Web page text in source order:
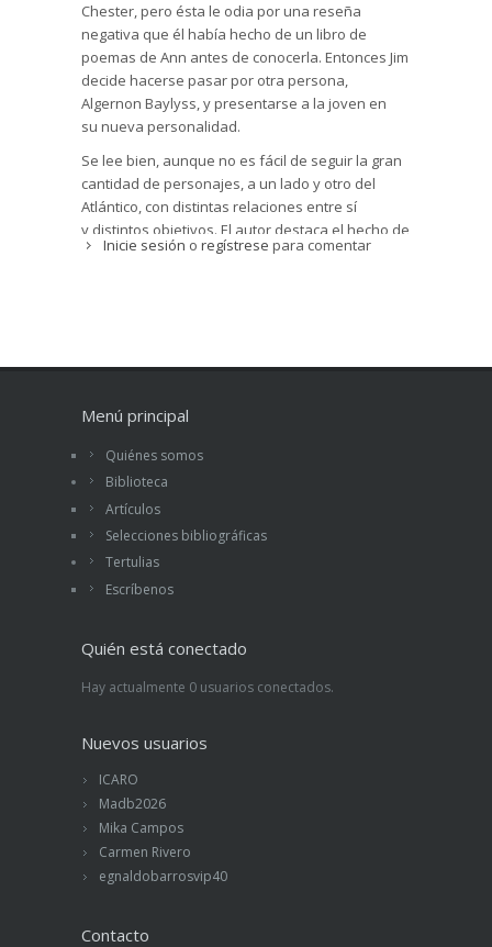
Chester, pero ésta le odia por una reseña
negativa que él había hecho de un libro de
poemas de Ann antes de conocerla. Entonces Jim
decide hacerse pasar por otra persona,
Algernon Baylyss, y presentarse a la joven en
su nueva personalidad.
Se lee bien, aunque no es fácil de seguir la gran
cantidad de personajes, a un lado y otro del
Atlántico, con distintas relaciones entre sí
y distintos objetivos. El autor destaca el hecho de
que los maridos, enérgicos capitanes de
se-qué, ante los que las norteamericanas actúan
P.G. Wodehouse (1881-1975) nació en Gran
Bretaña, pero afincado en los Estados Unidos
terminó por adquirir esa nacionalidad. Tuvo
Sorprende que un libro publicado inicialmente en
1918 se lea tan fácilmente un siglo después,
aunque probablemente haya que tener en
cuenta el trabajo de la traductora.
Inicie sesión o regístrese para comentar
Menú principal
Quiénes somos
Biblioteca
Artículos
Selecciones bibliográficas
Tertulias
Escríbenos
Quién está conectado
Hay actualmente 0 usuarios conectados.
Nuevos usuarios
ICARO
Madb2026
Mika Campos
Carmen Rivero
egnaldobarrosvip40
Contacto